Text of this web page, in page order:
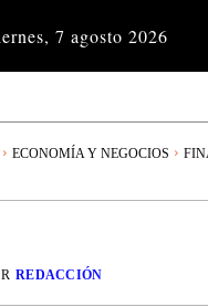
7 agosto 2026
ECONOMÍA Y NEGOCIOS
REDACCIÓN